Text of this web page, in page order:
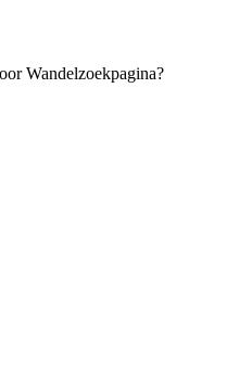
Wandelzoekpagina?